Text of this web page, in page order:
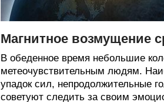
Магнитное возмущение
В обеденное время небольшие
метеочувствительным людям.
упадок сил, непродолжительные
советуют следить за своим